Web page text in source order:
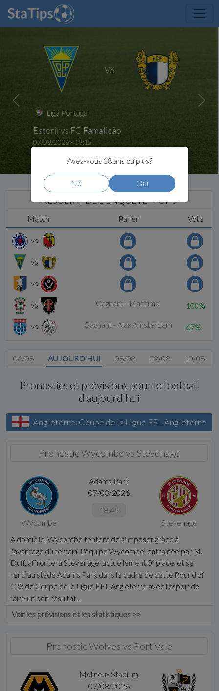
Liga Portugal
Estoril vs FC Famalicão
07/08/2026 - 19:15
VS
Previous Next
RÉSULTAT DE L´ENQUÊTE - TOP 5
Match Parier Vote
vs
vs
vs
vs Gagnant - Maritimo 100%
vs Gagnant - Ajax Amsterdam 67%
06/08 AUJOURD'HUI 08/08 09/08 10/08
Pronostics et prévisions pour le football
d'aujourd'hui
Angleterre: Coupe de la Ligue EFL Angleterre
Pronostic Wycombe vs Stevenage
Wycombe
Adams Park
07/08/2026
18:45
Stevenage
A domicile, Wycombe tentera de s'imposer grâce à
l'avantage du terrain. L'équipe Wycombe, entraînée par M.
Duff, affrontera Stevenage, actuellement 0º place, et se
rend au stade Adams Park dans le cadre de cette Round of
128 de Coupe de la Ligue EFL Angleterre avec l'espoir de
faire un bon résultat...
Voir les prévisions et les statistiques >>
Pronostic Wolves vs Port Vale
Molineux Stadium
07/08/2026
Avez-vous 18 ans ou plus?
No Oui